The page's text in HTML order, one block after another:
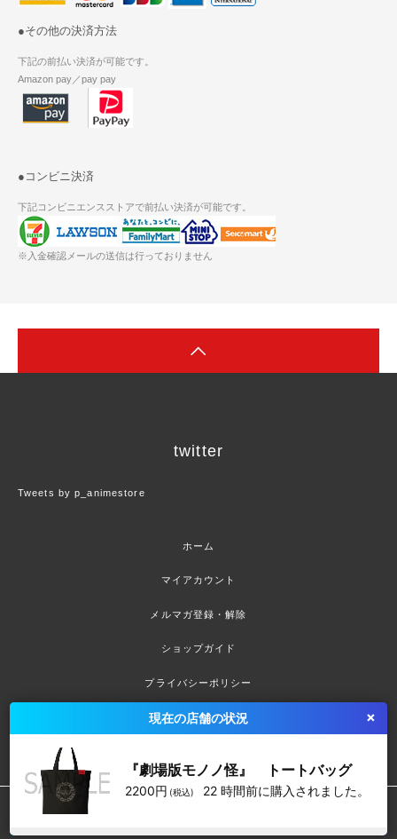
●その他の決済方法
下記の前払い決済が可能です。
Amazon pay／pay pay
●コンビニ決済
下記コンビニエンスストアで前払い決済が可能です。
※入金確認メールの送信は行っておりません
twitter
Tweets by p_animestore
ホーム
マイアカウント
メルマガ登録・解除
ショップガイド
プライバシーポリシー
お問い合わせ
Copyright (C) P-Anime All Rights Reserved.
現在の店舗の状況 ×
『劇場版モノノ怪』 トートバッグ
2200円 (税込) 22 時間前に購入されました。